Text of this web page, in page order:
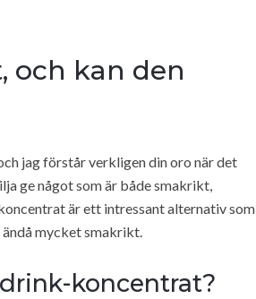
och kan den
jag förstår verkligen din oro när det
ge något som är både smakrikt,
är ett intressant alternativ som
mycket smakrikt.
koncentrat?